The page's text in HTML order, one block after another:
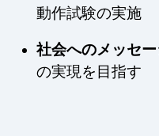
動作試験の実施
社会へのメッセ
の実現を目指す